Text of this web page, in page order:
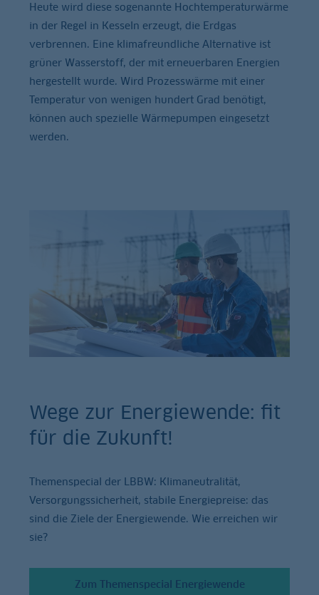
Heute wird diese sogenannte Hochtemperaturwärme
in der Regel in Kesseln erzeugt, die Erdgas
verbrennen. Eine klimafreundliche Alternative ist
grüner Wasserstoff, der mit erneuerbaren Energien
hergestellt wurde. Wird Prozesswärme mit einer
Temperatur von wenigen hundert Grad benötigt,
können auch spezielle Wärmepumpen eingesetzt
werden.
Wege zur Energiewende: fit
für die Zukunft!
Themenspecial der LBBW: Klimaneutralität,
Versorgungssicherheit, stabile Energiepreise: das
sind die Ziele der Energiewende. Wie erreichen wir
sie?
Zum Themenspecial Energiewende